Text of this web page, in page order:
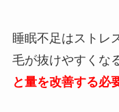
睡眠不足はストレ
毛が抜けやすくな
と量を改善する必